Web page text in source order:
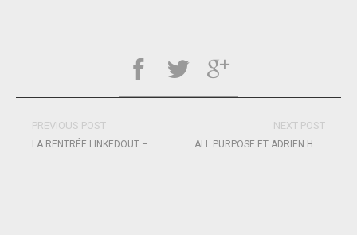
PREVIOUS POST
LA RENTRÉE LINKEDOUT – VENDÉE GLOBE
NEXT POST
ALL PURPOSE ET ADRIEN HARDY, POUR DES VOILES PLUS DURABLES !